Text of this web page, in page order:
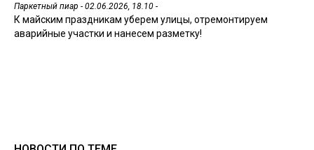
Паркетный пиар - 02.06.2026, 18.10 -
К майским праздникам уберем улицы, отремонтируем
аварийные участки и нанесем разметку!